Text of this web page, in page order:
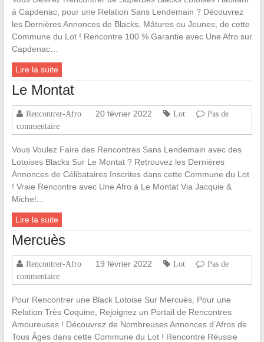
à Capdenac, pour une Relation Sans Lendemain ? Découvrez
les Dernières Annonces de Blacks, Mâtures ou Jeunes, de cette
Commune du Lot ! Rencontre 100 % Garantie avec Une Afro sur
Capdenac…
Lire la suite
Le Montat
Rencontrer-Afro 20 février 2022 Lot
Pas de
commentaire
Vous Voulez Faire des Rencontres Sans Lendemain avec des
Lotoises Blacks Sur Le Montat ? Retrouvez les Dernières
Annonces de Célibataires Inscrites dans cette Commune du Lot
! Vraie Rencontre avec Une Afro à Le Montat Via Jacquie &
Michel…
Lire la suite
Mercuès
Rencontrer-Afro 19 février 2022 Lot
Pas de
commentaire
Pour Rencontrer une Black Lotoise Sur Mercuès, Pour une
Relation Très Coquine, Rejoignez un Portail de Rencontres
Amoureuses ! Découvrez de Nombreuses Annonces d’Afros de
Tous Âges dans cette Commune du Lot ! Rencontre Réussie